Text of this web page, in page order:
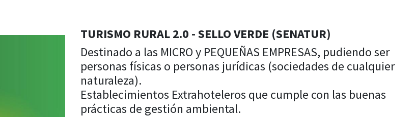
TURISMO RURAL 2.0 - SELLO VERDE (SENATUR)
Destinado a las MICRO y PEQUEÑAS EMPRESAS, pudiendo ser
personas físicas o personas jurídicas (sociedades de cualquier
naturaleza).
Establecimientos Extrahoteleros que cumple con las buenas
prácticas de gestión ambiental.